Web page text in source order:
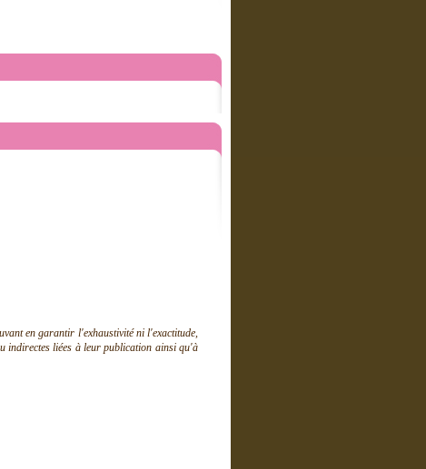
en garantir l'exhaustivité ni l'exactitude,
indirectes liées à leur publication ainsi qu'à